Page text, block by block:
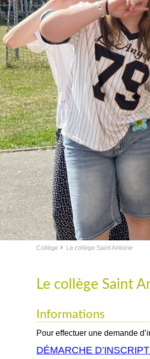
Collège Le collège Saint Antoine
Le collège Saint
Informations
Pour effectuer une demande
DÉMARCHE